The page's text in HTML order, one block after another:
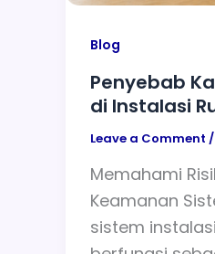
Blog
Penyebab
di Instalasi
Leave a Comment /
Memahami
Keamanan
sistem